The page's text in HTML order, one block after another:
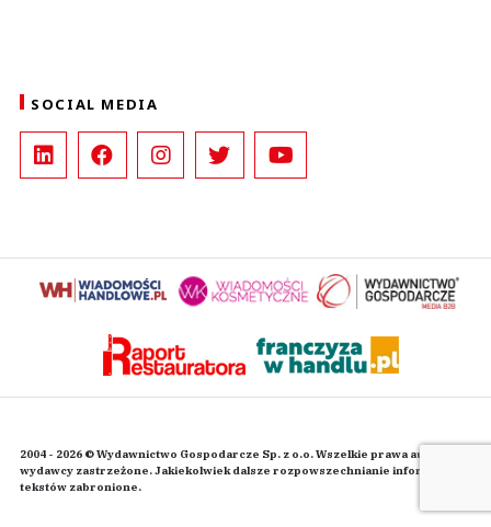
SOCIAL MEDIA
2004 - 2026 © Wydawnictwo Gospodarcze Sp. z o.o. Wszelkie prawa autorskie
wydawcy zastrzeżone. Jakiekolwiek dalsze rozpowszechnianie informacji i
tekstów zabronione.